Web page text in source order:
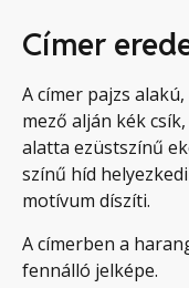
Címer
A címer pajzs
mező alján kék
alatta ezüstszínű
színű híd
motívum díszíti.
A címerben a
fennálló jelképe.